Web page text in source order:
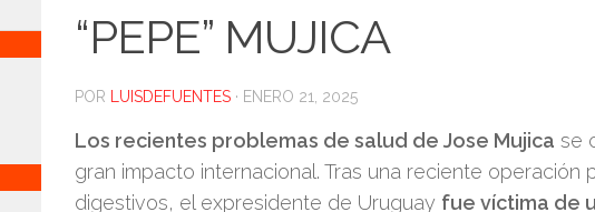
“PEPE” MUJICA
POR LUISDEFUENTES · ENERO 21, 2025
Los recientes problemas de salud de Jose Mujica se
gran impacto internacional. Tras una reciente operación
digestivos, el expresidente de Uruguay fue víctima de